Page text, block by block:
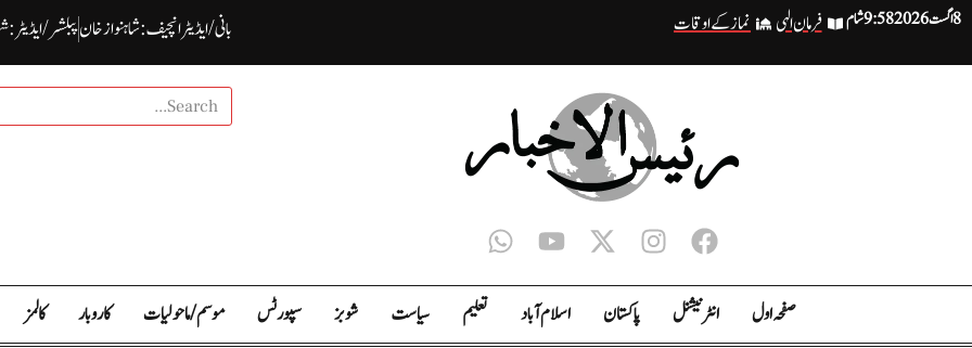
8 اگست 2026 9:58 شام فرمان الہی نماز کے اوقات بانی / ایڈیٹرانچیف : شاہنواز خانپبلشر/ ایڈیٹر :
صفحہ اول انٹر نیشنل پاکستان اسلام آباد تعلیم سیاست شوبز سپورٹس موسم / ما حولیات کاروبار کالمز